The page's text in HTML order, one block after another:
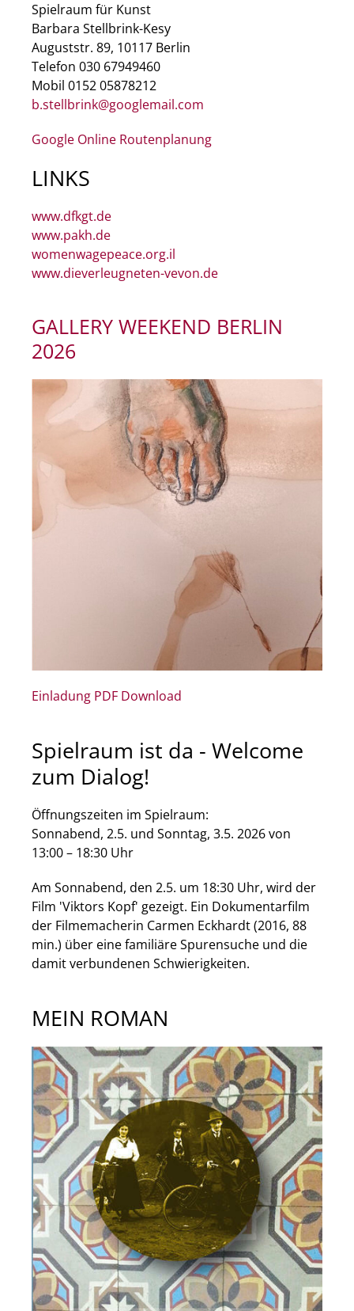
Spielraum für Kunst
Barbara Stellbrink-Kesy
Auguststr. 89, 10117 Berlin
Telefon 030 67949460
Mobil 0152 05878212
b.stellbrink@googlemail.com
Google Online Routenplanung
LINKS
www.dfkgt.de
www.pakh.de
womenwagepeace.org.il
www.dieverleugneten-vevon.de
GALLERY WEEKEND BERLIN
2026
Einladung PDF Download
Spielraum ist da - Welcome
zum Dialog!
Öffnungszeiten im Spielraum:
Sonnabend, 2.5. und Sonntag, 3.5. 2026 von
13:00 – 18:30 Uhr
Am Sonnabend, den 2.5. um 18:30 Uhr, wird der
Film 'Viktors Kopf' gezeigt. Ein Dokumentarfilm
der Filmemacherin Carmen Eckhardt (2016, 88
min.) über eine familiäre Spurensuche und die
damit verbundenen Schwierigkeiten.
MEIN ROMAN